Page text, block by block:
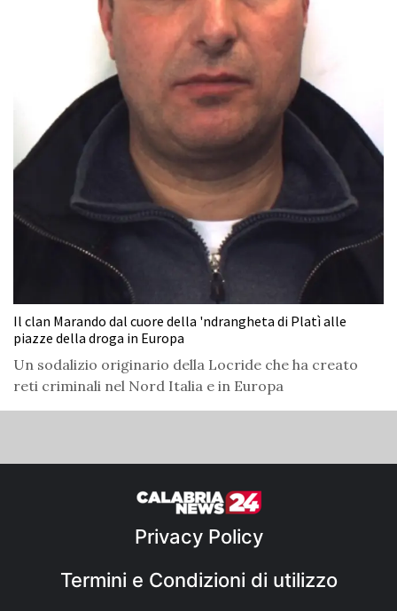
Il clan Marando dal cuore della 'ndrangheta di Platì alle
piazze della droga in Europa
Un sodalizio originario della Locride che ha creato
reti criminali nel Nord Italia e in Europa
Privacy Policy
Termini e Condizioni di utilizzo